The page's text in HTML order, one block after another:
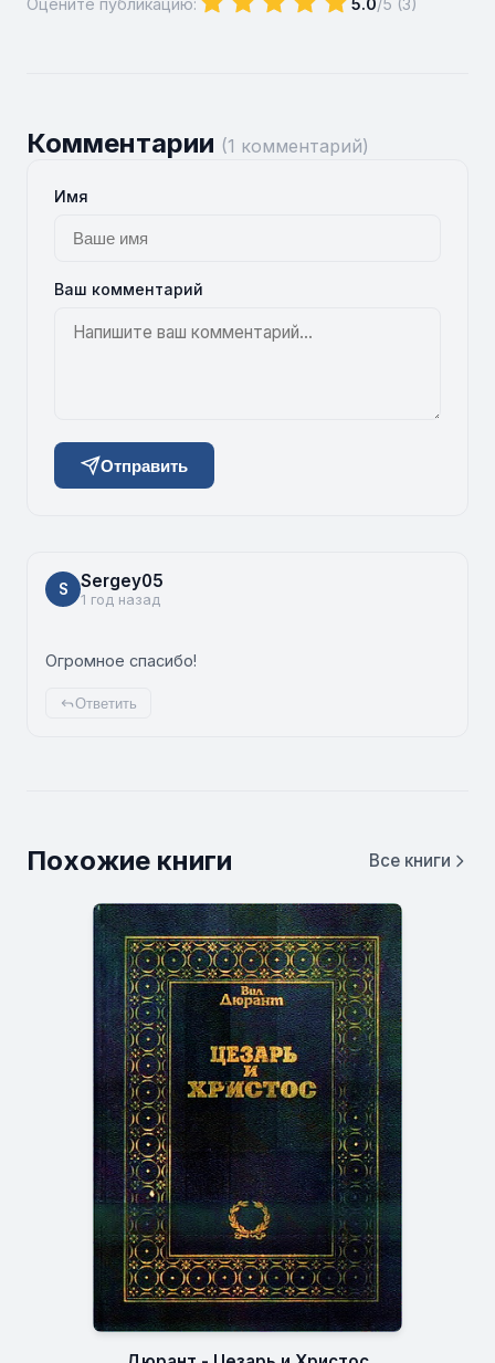
Комментарии (1 комментарий)
Имя
Ваш комментарий
Отправить
S Sergey05
1 год назад
Огромное спасибо!
Ответить
Похожие книги Все книги